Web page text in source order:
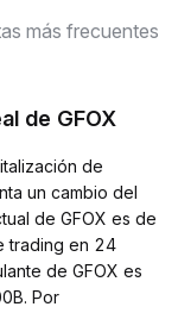
más frecuentes
de GFOX
de
un cambio del
de GFOX es de
trading en 24
de GFOX es
Por